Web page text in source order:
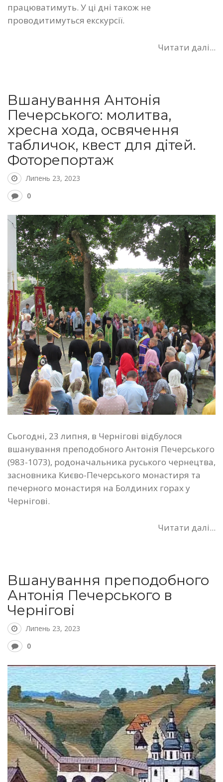
працюватимуть. У ці дні також не
проводитимуться екскурсії.
Читати далі...
Вшанування Антонія
Печерського: молитва,
хресна хода, освячення
табличок, квест для дітей.
Фоторепортаж
Липень 23, 2023
0
Сьогодні, 23 липня, в Чернігові відбулося
вшанування преподобного Антонія Печерського
(983-1073), родоначальника руського чернецтва,
засновника Києво-Печерського монастиря та
печерного монастиря на Болдиних горах у
Чернігові.
Читати далі...
Вшанування преподобного
Антонія Печерського в
Чернігові
Липень 23, 2023
0